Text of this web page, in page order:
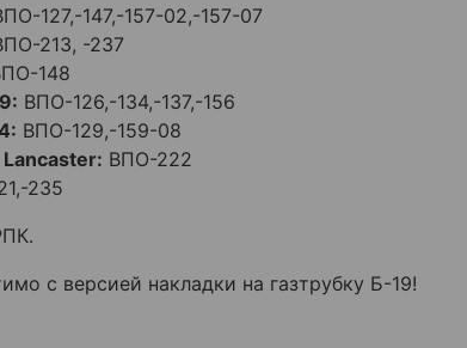
127,-147,-157-02,-157-07
213, -237
148
ВПО-126,-134,-137,-156
ВПО-129,-159-08
ВПО-222
235
с версией накладки на газтрубку Б-19!